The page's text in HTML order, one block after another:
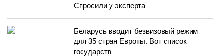
Спросили у эксперта
Беларусь вводит безвизовый режим
для 35 стран Европы. Вот список
государств